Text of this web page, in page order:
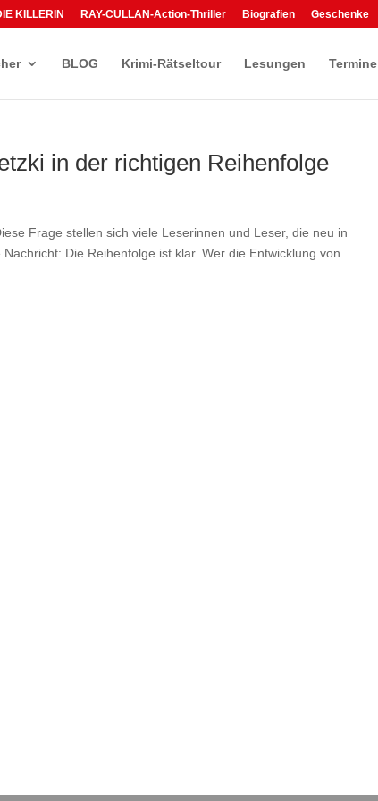
KILLERIN RAY-CULLAN-Action-Thriller Biografien Geschenke
BLOG Krimi-Rätseltour Lesungen Termine
in der richtigen Reihenfolge
Frage stellen sich viele Leserinnen und Leser, die neu in
Die Reihenfolge ist klar. Wer die Entwicklung von